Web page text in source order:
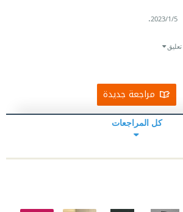
5‏/1‏/2023
.
مراجعة جديدة
كل المراجعات